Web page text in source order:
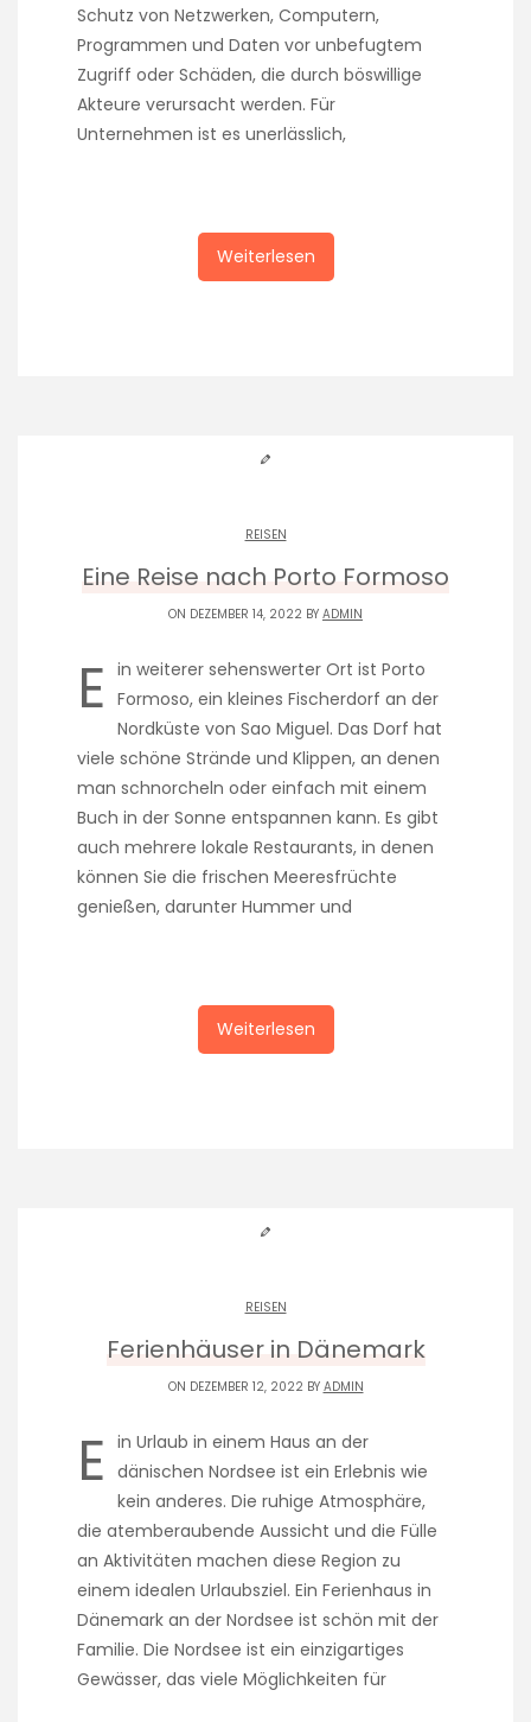
Schutz von Netzwerken, Computern,
Programmen und Daten vor unbefugtem
Zugriff oder Schäden, die durch böswillige
Akteure verursacht werden. Für
Unternehmen ist es unerlässlich,
Weiterlesen
REISEN
Eine Reise nach Porto Formoso
ON DEZEMBER 14, 2022 BY ADMIN
E in weiterer sehenswerter Ort ist Porto
Formoso, ein kleines Fischerdorf an der
Nordküste von Sao Miguel. Das Dorf hat
viele schöne Strände und Klippen, an denen
man schnorcheln oder einfach mit einem
Buch in der Sonne entspannen kann. Es gibt
auch mehrere lokale Restaurants, in denen
können Sie die frischen Meeresfrüchte
genießen, darunter Hummer und
Weiterlesen
REISEN
Ferienhäuser in Dänemark
ON DEZEMBER 12, 2022 BY ADMIN
E in Urlaub in einem Haus an der
dänischen Nordsee ist ein Erlebnis wie
kein anderes. Die ruhige Atmosphäre,
die atemberaubende Aussicht und die Fülle
an Aktivitäten machen diese Region zu
einem idealen Urlaubsziel. Ein Ferienhaus in
Dänemark an der Nordsee ist schön mit der
Familie. Die Nordsee ist ein einzigartiges
Gewässer, das viele Möglichkeiten für